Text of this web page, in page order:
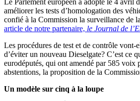
Le Parlement européen a adopté le 4 avril
améliorer les tests d’homologation des
confié à la Commission la surveillance de
article de notre partenaire, le Journal de
Les procédures de test et de contrôle vont-
d’éviter un nouveau Dieselgate? C’est ce
eurodéputés, qui ont amendé par 585 voix
abstentions, la proposition de la
Un modèle sur cinq à la loupe